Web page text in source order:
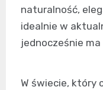
naturalność,
idealnie w
jednocześnie
W świecie, który